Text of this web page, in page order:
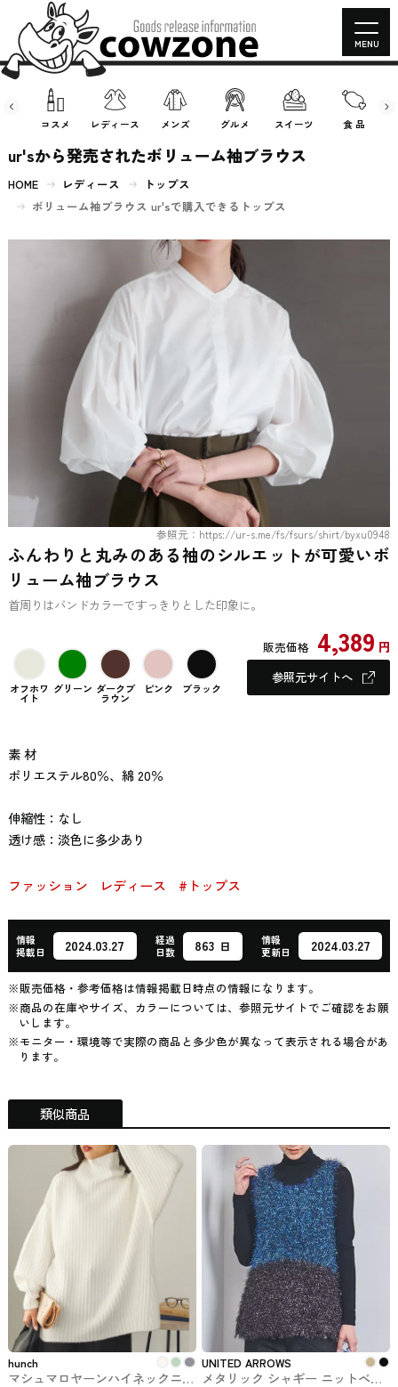
コスメ レディース メンズ グルメ スイーツ 食 品
MENU
ur'sから発売されたボリューム袖ブラウス
HOME レディース
トップス
ボリューム袖ブラウス ur'sで購入できるトップス
参照元：https://ur-s.me/fs/fsurs/shirt/byxu0948
ふんわりと丸みのある袖のシルエットが可愛いボ
リューム袖ブラウス
首周りはバンドカラーですっきりとした印象に。
オフホワ
イト
グリーン ダークブ
ラウン
ピンク ブラック
販売価格 4,389 円
参照元サイトへ
素 材
ポリエステル80％、綿 20％
伸縮性：なし
透け感：淡色に多少あり
ファッション レディース #トップス
情報
掲載日
2024.03.27
経過
日数
863 日
情報
更新日
2024.03.27
※販売価格・参考価格は情報掲載日時点の情報になります。
※商品の在庫やサイズ、カラーについては、参照元サイトでご確認をお願
いします。
※モニター・環境等で実際の商品と多少色が異なって表示される場合があ
ります。
類似商品
hunch
マシュマロヤーンハイネックニッ
UNITED ARROWS
メタリック シャギー ニットベス